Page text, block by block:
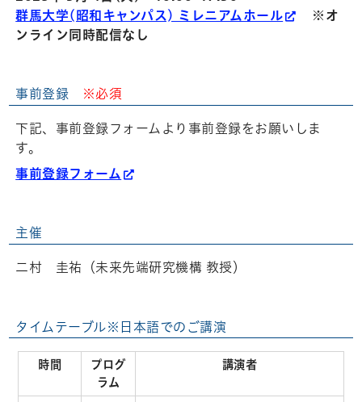
群馬大学(昭和キャンパス) ミレニアムホール
※オ
ンライン同時配信なし
事前登録 ※必須
下記、事前登録フォームより事前登録をお願いしま
す。
事前登録フォーム
主催
二村 圭祐（未来先端研究機構 教授）
タイムテーブル※日本語でのご講演
時間
プログ
ラム
講演者